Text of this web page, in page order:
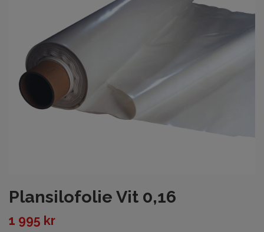
Plansilofolie Vit 0,16
1 995 kr